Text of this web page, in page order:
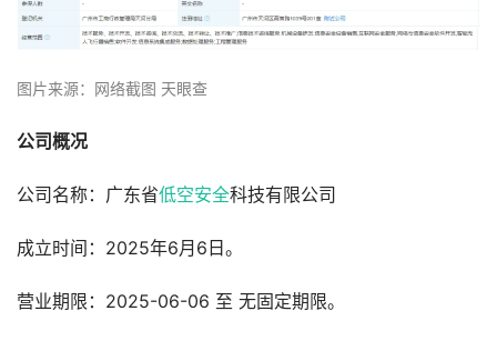
图片来源：网络截图 天眼查
公司概况
公司名称：广东省低空安全科技有限公司
成立时间：2025年6月6日。
营业期限：2025-06-06 至 无固定期限。